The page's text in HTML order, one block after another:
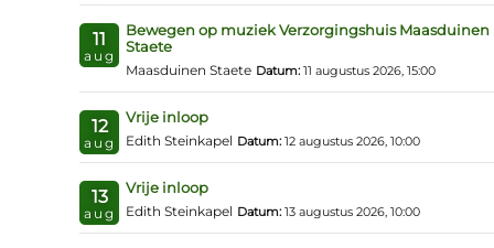
11
aug
Bewegen op muziek Verzorgingshuis Maasduinen
Staete
Maasduinen Staete Datum: 11 augustus 2026, 15:00
12
aug
Vrije inloop
Edith Steinkapel Datum: 12 augustus 2026, 10:00
13
aug
Vrije inloop
Edith Steinkapel Datum: 13 augustus 2026, 10:00